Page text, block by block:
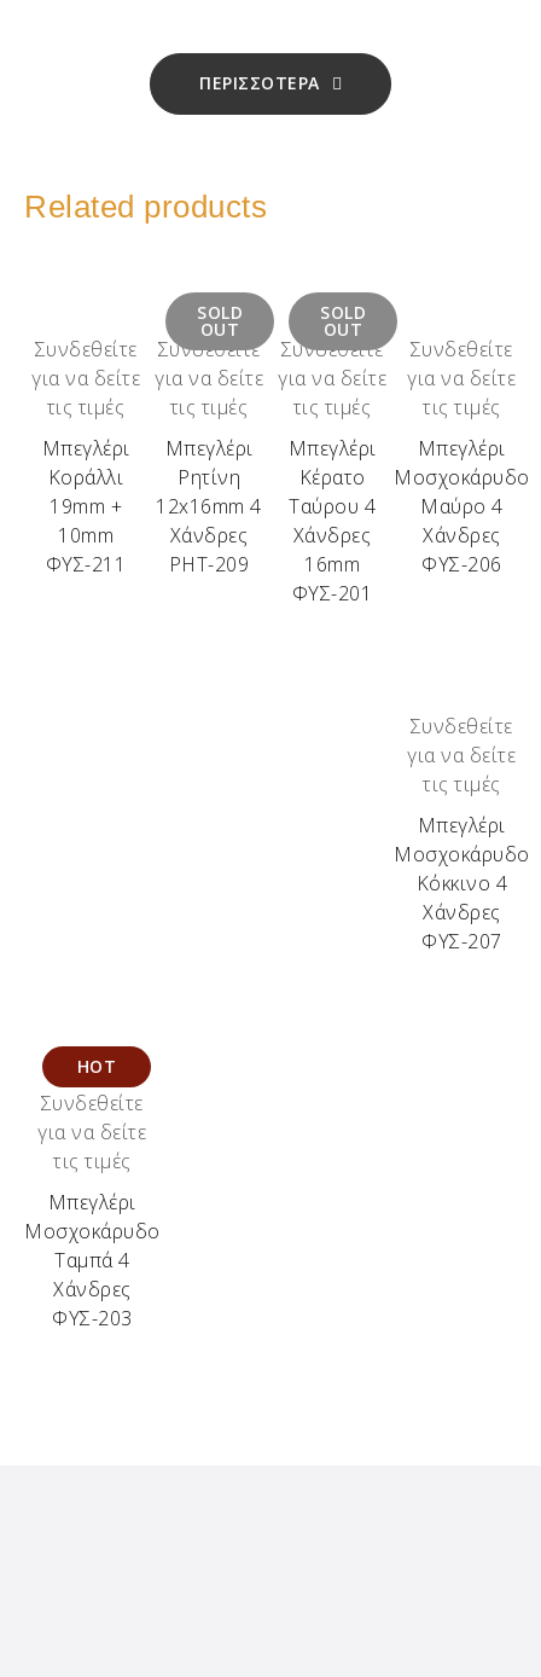
ΠΕΡΙΣΣΟΤΕΡΑ
Related products
Συνδεθείτε
για να δείτε
τις τιμές
Μπεγλέρι
Κοράλλι
19mm +
10mm
ΦΥΣ-211
SOLD
OUT
Συνδεθείτε
για να δείτε
τις τιμές
Μπεγλέρι
Ρητίνη
12x16mm 4
Χάνδρες
ΡΗΤ-209
SOLD
OUT
Συνδεθείτε
για να δείτε
τις τιμές
Μπεγλέρι
Κέρατο
Ταύρου 4
Χάνδρες
16mm
ΦΥΣ-201
Συνδεθείτε
για να δείτε
τις τιμές
Μπεγλέρι
Μοσχοκάρυδο
Μαύρο 4
Χάνδρες
ΦΥΣ-206
Συνδεθείτε
για να δείτε
τις τιμές
Μπεγλέρι
Μοσχοκάρυδο
Κόκκινο 4
Χάνδρες
ΦΥΣ-207
HOT
Συνδεθείτε
για να δείτε
τις τιμές
Μπεγλέρι
Μοσχοκάρυδο
Ταμπά 4
Χάνδρες
ΦΥΣ-203